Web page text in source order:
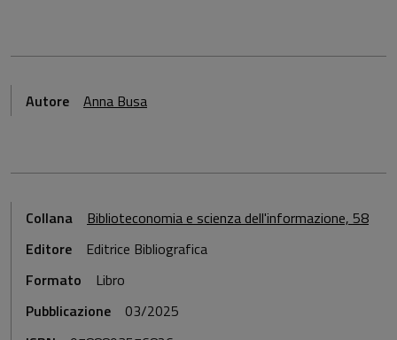
Autore Anna Busa
Collana
Biblioteconomia e scienza dell'informazione, 58
Editore
Editrice Bibliografica
Formato
Libro
Pubblicazione
03/2025